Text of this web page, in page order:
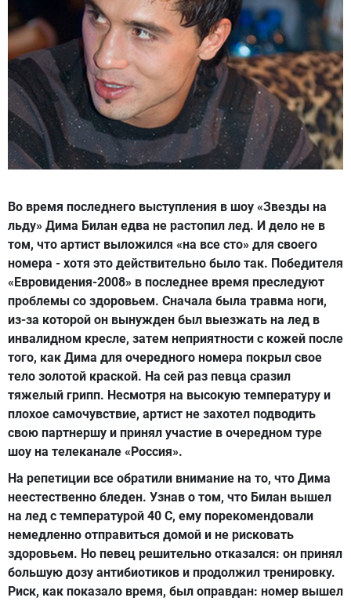
Во время последнего выступления в шоу «Звезды на
льду» Дима Билан едва не растопил лед. И дело не в
том, что артист выложился «на все сто» для своего
номера - хотя это действительно было так. Победителя
«Евровидения-2008» в последнее время преследуют
проблемы со здоровьем. Сначала была травма ноги,
из-за которой он вынужден был выезжать на лед в
инвалидном кресле, затем неприятности с кожей после
того, как Дима для очередного номера покрыл свое
тело золотой краской. На сей раз певца сразил
тяжелый грипп. Несмотря на высокую температуру и
плохое самочувствие, артист не захотел подводить
свою партнершу и принял участие в очередном туре
шоу на телеканале «Россия».
На репетиции все обратили внимание на то, что Дима
неестественно бледен. Узнав о том, что Билан вышел
на лед с температурой 40 С, ему порекомендовали
немедленно отправиться домой и не рисковать
здоровьем. Но певец решительно отказался: он принял
большую дозу антибиотиков и продолжил тренировку.
Риск, как показало время, был оправдан: номер вышел